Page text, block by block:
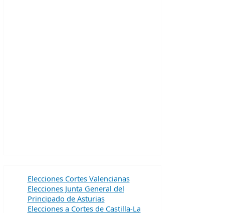
Elecciones Cortes Valencianas
Elecciones Junta General del
Principado de Asturias
Elecciones a Cortes de Castilla-La